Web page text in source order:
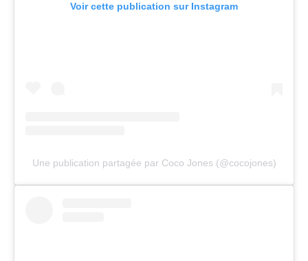
Voir cette publication sur Instagram
Une publication partagée par Coco Jones (@cocojones)